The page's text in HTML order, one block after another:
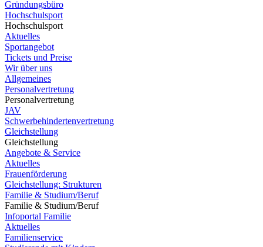
Gründungsbüro
Hochschulsport
Hochschulsport
Aktuelles
Sportangebot
Tickets und Preise
Wir über uns
Allgemeines
Personalvertretung
Personalvertretung
JAV
Schwerbehindertenvertretung
Gleichstellung
Gleichstellung
Angebote & Service
Aktuelles
Frauenförderung
Gleichstellung: Strukturen
Familie & Studium/Beruf
Familie & Studium/Beruf
Infoportal Familie
Aktuelles
Familienservice